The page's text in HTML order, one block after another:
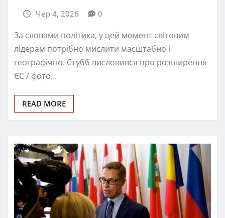
Чер 4, 2026 0
За словами політика, у цей момент світовим
лідерам потрібно мислити масштабно і
географічно. Стубб висловився про розширення
ЄС / фото…
READ MORE